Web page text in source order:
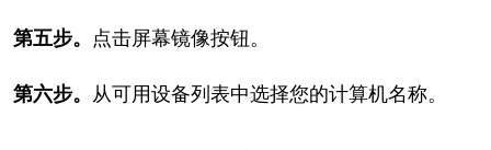
第五步。 点击屏幕镜像按钮。
第六步。 从可用设备列表中选择您的计算机名称。